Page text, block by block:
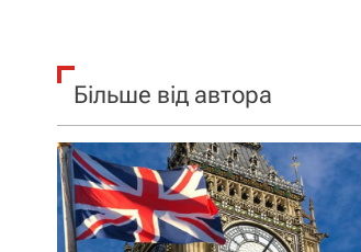
Більше від автора